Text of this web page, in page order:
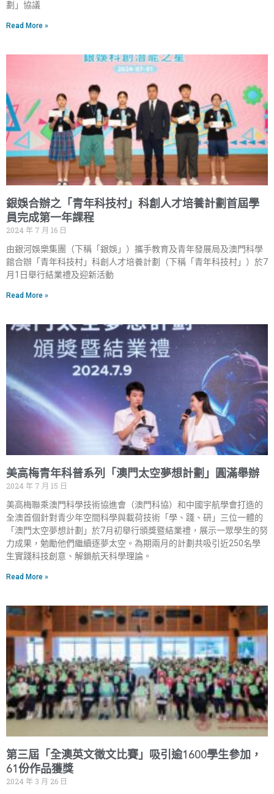
劃」協議
Read More »
銀娛合辦之「青年科技村」科創人才培養計劃首屆學
員完成第一年課程
2024 年 7 月 16 日
由銀河娛樂集團（下稱「銀娛」）攜手教育及青年發展局及澳門科學
館合辦「青年科技村」科創人才培養計劃（下稱「青年科技村」）於7
月1日舉行結業禮及迎新活動
Read More »
美高梅青年科普系列「澳門太空夢想計劃」圓滿舉辦
2024 年 7 月 15 日
美高梅聯乘澳門科學技術協進會（澳門科協）和中國宇航學會打造的
全澳首個針對青少年空間科學與載荷技術「學、踐、研」三位一體的
「澳門太空夢想計劃」於7月初舉行頒獎暨結業禮，展示一眾學生的努
力成果，勉勵他們繼續逐夢太空。為期兩月的計劃共吸引近250名學
生實踐科技創意、解鎖航天科學理論。
Read More »
第三屆「全澳英文徵文比賽」吸引逾1600學生參加，
61份作品獲獎
2024 年 3 月 26 日